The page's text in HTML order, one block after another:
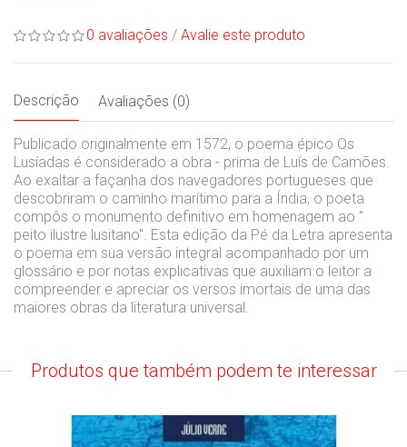
0 avaliações / Avalie este produto
Descrição Avaliações (0)
Publicado originalmente em 1572, o poema épico Os
Lusíadas é considerado a obra - prima de Luís de Camões.
Ao exaltar a façanha dos navegadores portugueses que
descobriram o caminho marítimo para a Índia, o poeta
compôs o monumento definitivo em homenagem ao ''
peito ilustre lusitano''. Esta edição da Pé da Letra apresenta
o poema em sua versão integral acompanhado por um
glossário e por notas explicativas que auxiliam o leitor a
compreender e apreciar os versos imortais de uma das
maiores obras da literatura universal.
Produtos que também podem te interessar